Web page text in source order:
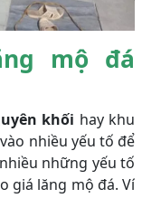
mộ đá
khối hay khu
nhiều yếu tố để
những yếu tố
giá lăng mộ đá. Ví